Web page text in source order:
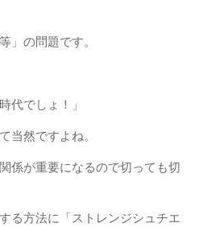
」の問題です。
代でしょ！」
当然ですよね。
係が重要になるので切っても切
る方法に「ストレンジシュチエ